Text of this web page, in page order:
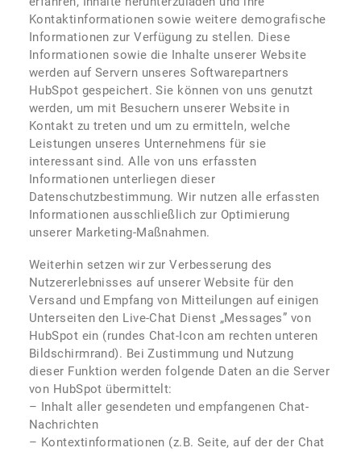
Kontaktinformationen sowie weitere demografische
Informationen zur Verfügung zu stellen. Diese
Informationen sowie die Inhalte unserer Website
werden auf Servern unseres Softwarepartners
HubSpot gespeichert. Sie können von uns genutzt
werden, um mit Besuchern unserer Website in
Kontakt zu treten und um zu ermitteln, welche
Leistungen unseres Unternehmens für sie
interessant sind. Alle von uns erfassten
Informationen unterliegen dieser
Datenschutzbestimmung. Wir nutzen alle erfassten
Informationen ausschließlich zur Optimierung
unserer Marketing-Maßnahmen.
Weiterhin setzen wir zur Verbesserung des
Nutzererlebnisses auf unserer Website für den
Versand und Empfang von Mitteilungen auf einigen
Unterseiten den Live-Chat Dienst „Messages” von
HubSpot ein (rundes Chat-Icon am rechten unteren
Bildschirmrand). Bei Zustimmung und Nutzung
dieser Funktion werden folgende Daten an die Server
von HubSpot übermittelt:
– Inhalt aller gesendeten und empfangenen Chat-
Nachrichten
– Kontextinformationen (z.B. Seite, auf der der Chat